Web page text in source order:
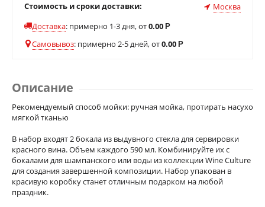
Стоимость и сроки доставки:
Москва
Доставка: примерно 1-3 дня, от0.00 Р
Самовывоз: примерно 2-5 дней, от0.00 Р
Описание
Рекомендуемый способ мойки: ручная мойка, протирать насухо
мягкой тканью
В набор входят 2 бокала из выдувного стекла для сервировки
красного вина. Объем каждого 590 мл. Комбинируйте их с
бокалами для шампанского или воды из коллекции Wine Culture
для создания завершенной композиции. Набор упакован в
красивую коробку станет отличным подарком на любой
праздник.